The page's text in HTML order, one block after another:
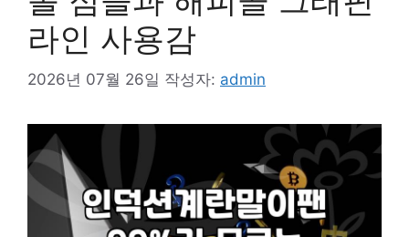
라인 사용감
2026년 07월 26일 작성자: admin